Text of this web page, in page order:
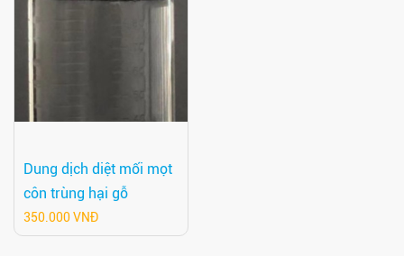
Dung dịch diệt mối mọt
côn trùng hại gỗ
350.000 VNĐ